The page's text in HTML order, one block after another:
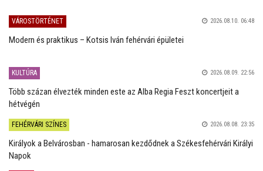
VÁROSTÖRTÉNET 2026.08.10. 06:48
Modern és praktikus – Kotsis Iván fehérvári épületei
KULTÚRA 2026.08.09. 22:56
Több százan élvezték minden este az Alba Regia Feszt koncertjeit a
hétvégén
FEHÉRVÁRI SZÍNES 2026.08.08. 23:35
Királyok a Belvárosban - hamarosan kezdődnek a Székesfehérvári Királyi
Napok